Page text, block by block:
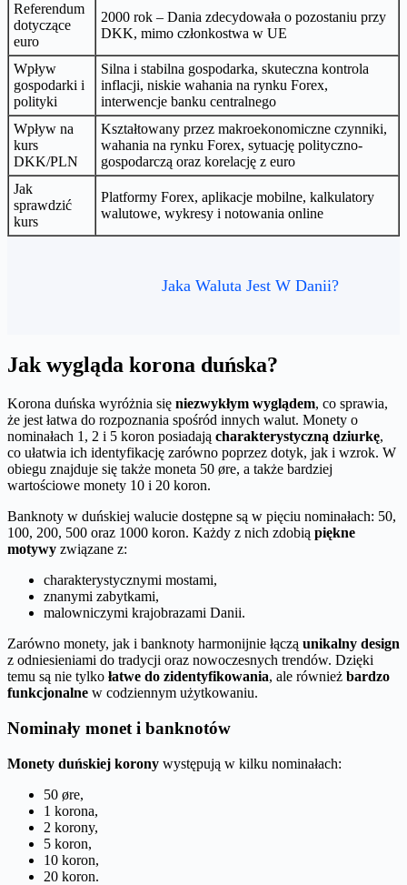
Referendum
dotyczące
euro
2000 rok – Dania zdecydowała o pozostaniu przy
DKK, mimo członkostwa w UE
Wpływ
gospodarki i
polityki
Silna i stabilna gospodarka, skuteczna kontrola
inflacji, niskie wahania na rynku Forex,
interwencje banku centralnego
Wpływ na
kurs
DKK/PLN
Kształtowany przez makroekonomiczne czynniki,
wahania na rynku Forex, sytuację polityczno-
gospodarczą oraz korelację z euro
Jak
sprawdzić
kurs
Platformy Forex, aplikacje mobilne, kalkulatory
walutowe, wykresy i notowania online
Jaka Waluta Jest W Danii?
Jak wygląda korona duńska?
Korona duńska wyróżnia się niezwykłym wyglądem, co sprawia,
że jest łatwa do rozpoznania spośród innych walut. Monety o
nominałach 1, 2 i 5 koron posiadają charakterystyczną dziurkę,
co ułatwia ich identyfikację zarówno poprzez dotyk, jak i wzrok. W
obiegu znajduje się także moneta 50 øre, a także bardziej
wartościowe monety 10 i 20 koron.
Banknoty w duńskiej walucie dostępne są w pięciu nominałach: 50,
100, 200, 500 oraz 1000 koron. Każdy z nich zdobią piękne
motywy związane z:
charakterystycznymi mostami,
znanymi zabytkami,
malowniczymi krajobrazami Danii.
Zarówno monety, jak i banknoty harmonijnie łączą unikalny design
z odniesieniami do tradycji oraz nowoczesnych trendów. Dzięki
temu są nie tylko łatwe do zidentyfikowania, ale również bardzo
funkcjonalne w codziennym użytkowaniu.
Nominały monet i banknotów
Monety duńskiej korony występują w kilku nominałach:
50 øre,
1 korona,
2 korony,
5 koron,
10 koron,
20 koron.